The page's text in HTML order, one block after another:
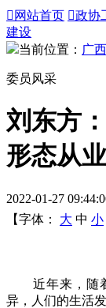
 网站首页 政协
建设
当前位置： 广
委员风采
刘东方
形态从
2022-01-27
【字体：
大 中 小
近年来，随着
异，人们的生活